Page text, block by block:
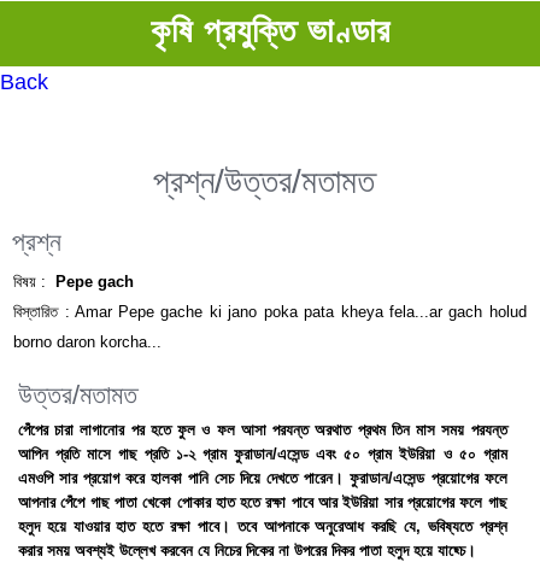
কৃষি প্রযুক্তি ভাণ্ডার
Back
প্রশ্ন/উত্তর/মতামত
প্রশ্ন
বিষয় :
Pepe gach
বিস্তারিত : Amar Pepe gache ki jano poka pata kheya fela...ar gach holud
borno daron korcha...
উত্তর/মতামত
পেঁপের চারা লাগানোর পর হতে ফুল ও ফল আসা পরযন্ত অরথাত প্রথম তিন মাস সময় পরযন্ত
আপিন প্রতি মাসে গাছ প্রতি ১-২ গ্রাম ফুরাডান/এসেন্ড এবং ৫০ গ্রাম ইউরিয়া ও ৫০ গ্রাম
এমওপি সার প্রয়োগ করে হালকা পানি সেচ দিয়ে দেখতে পারেন। ফুরাডান/এসেন্ড প্রয়োগের ফলে
আপনার পেঁপে গাছ পাতা খেকো পোকার হাত হতে রক্ষা পাবে আর ইউরিয়া সার প্রয়োগের ফলে গাছ
হলুদ হয়ে যাওয়ার হাত হতে রক্ষা পাবে। তবে আপনাকে অনুরেআধ করছি যে, ভবিষ্যতে প্রশ্ন
করার সময় অবশ্যই উল্লেখ করবেন যে নিচের দিকের না উপরের দিকর পাতা হলুদ হয়ে যাছ্চে।